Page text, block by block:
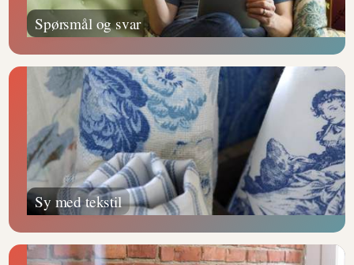
Spørsmål og svar
Sy med tekstil